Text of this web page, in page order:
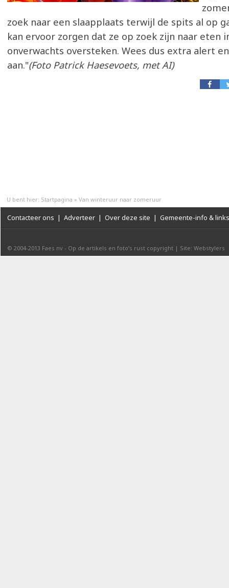
zoek naar een slaapplaats terwijl de spits al op
kan ervoor zorgen dat ze op zoek zijn naar eten
onverwachts oversteken. Wees dus extra alert
aan."(Foto Patrick Haesevoets, met AI)
U bent hier: Startpagina » Van winteruur naar zomeruur
Contacteer ons | Adverteer | Over deze site | Gemeente-info & links
© 2004-2013 Faes nv - Op de artikels en foto’s rust copyright | Site: Webstylers